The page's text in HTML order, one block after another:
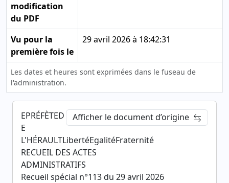
modification
du PDF
Vu pour la
première fois le
29 avril 2026 à 18:42:31
Les dates et heures sont exprimées dans le fuseau de
l'administration.
Afficher le document d’origine
EPRÉFÈTED
E
L'HÉRAULTLibertéEgalitéFraternité
RECUEIL DES ACTES
ADMINISTRATIFS
Recueil spécial n°113 du 29 avril 2026